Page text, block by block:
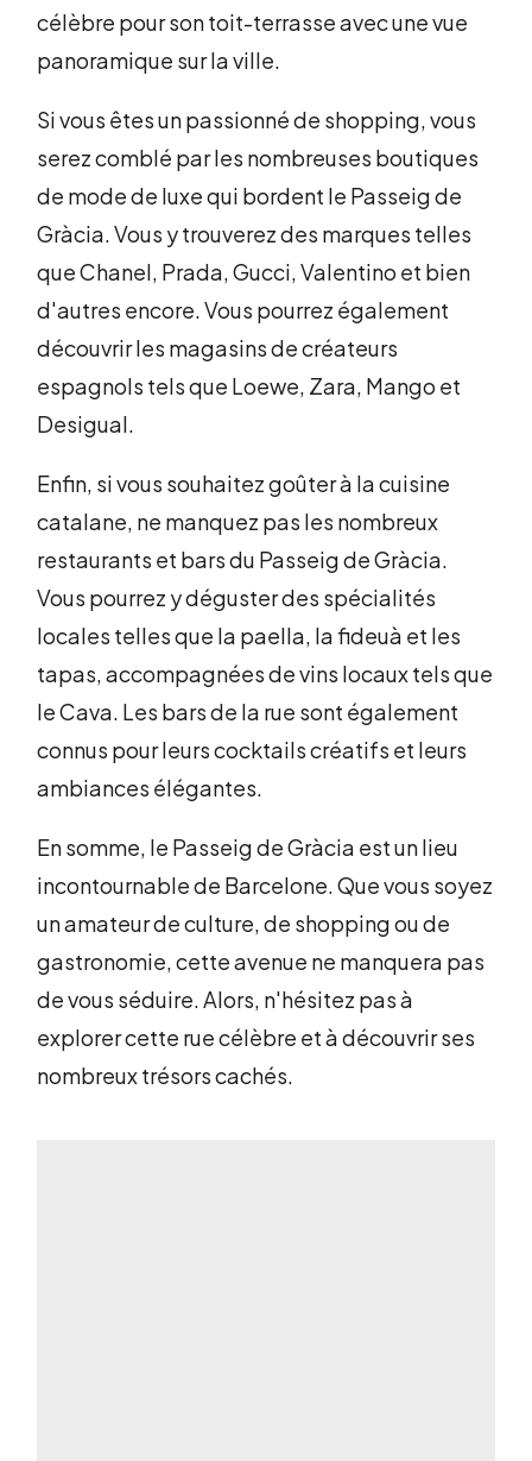
célèbre pour son toit-terrasse avec une vue
panoramique sur la ville.
Si vous êtes un passionné de shopping, vous
serez comblé par les nombreuses boutiques
de mode de luxe qui bordent le Passeig de
Gràcia. Vous y trouverez des marques telles
que Chanel, Prada, Gucci, Valentino et bien
d'autres encore. Vous pourrez également
découvrir les magasins de créateurs
espagnols tels que Loewe, Zara, Mango et
Desigual.
Enfin, si vous souhaitez goûter à la cuisine
catalane, ne manquez pas les nombreux
restaurants et bars du Passeig de Gràcia.
Vous pourrez y déguster des spécialités
locales telles que la paella, la fideuà et les
tapas, accompagnées de vins locaux tels que
le Cava. Les bars de la rue sont également
connus pour leurs cocktails créatifs et leurs
ambiances élégantes.
En somme, le Passeig de Gràcia est un lieu
incontournable de Barcelone. Que vous soyez
un amateur de culture, de shopping ou de
gastronomie, cette avenue ne manquera pas
de vous séduire. Alors, n'hésitez pas à
explorer cette rue célèbre et à découvrir ses
nombreux trésors cachés.